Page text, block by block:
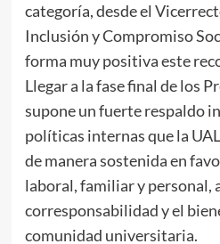
categoría, desde el
Inclusión y Compromiso
forma muy positiva este
Llegar a la fase final de los
supone un fuerte respaldo
políticas internas que la
de manera sostenida en
laboral, familiar y personal,
corresponsabilidad y el
comunidad universitaria.